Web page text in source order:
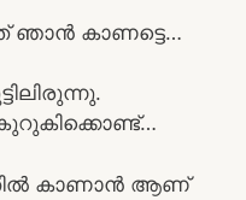
ഞാൻ കാണട്ടെ…
കാണാൻ ആണ്